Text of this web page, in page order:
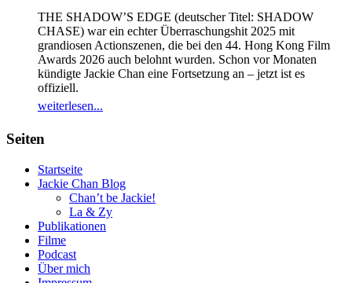
THE SHADOW’S EDGE (deutscher Titel: SHADOW
CHASE) war ein echter Überraschungshit 2025 mit
grandiosen Actionszenen, die bei den 44. Hong Kong Film
Awards 2026 auch belohnt wurden. Schon vor Monaten
kündigte Jackie Chan eine Fortsetzung an – jetzt ist es
offiziell.
weiterlesen...
Seiten
Startseite
Jackie Chan Blog
Chan’t be Jackie!
La & Zy
Publikationen
Filme
Podcast
Über mich